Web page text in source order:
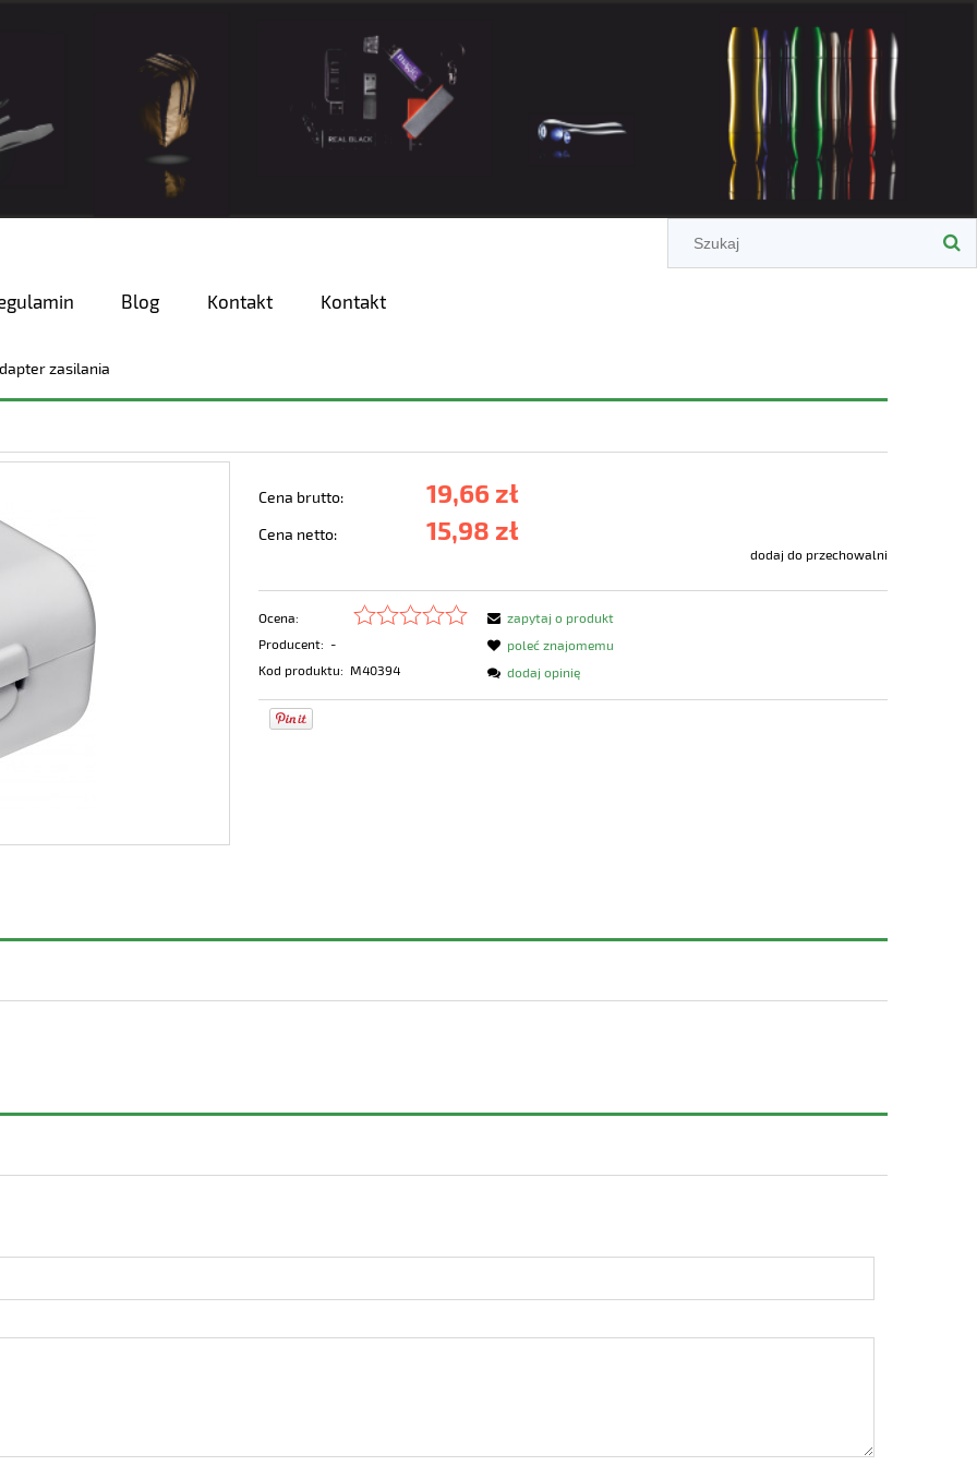
Blog Kontakt Kontakt
zasilania
Cena brutto: 19,66 zł
Cena netto: 15,98 zł
dodaj do przechowalni
Ocena:
Producent: -
Kod produktu: M40394
zapytaj o produkt
poleć znajomemu
dodaj opinię